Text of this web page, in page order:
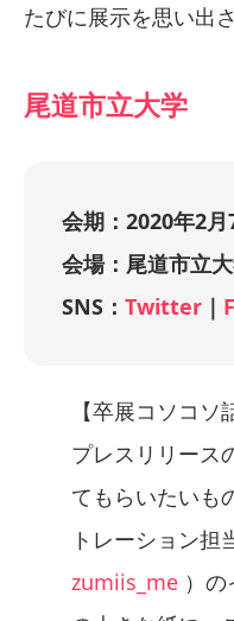
たびに展示を思い出
尾道市立大学
会期：2020年2
会場：尾道市立
SNS： Twitter ｜
【卒展コソコソ
プレスリリース
てもらいたいも
トレーション担
zumiis_me ）